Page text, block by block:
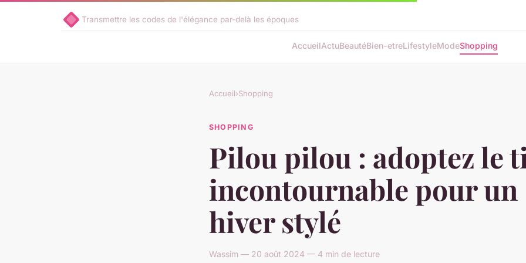
Transmettre les codes de l'élégance par-delà les époques
AccueilActuBeautéBien-etreLifestyleModeShopping
Accueil›Shopping
SHOPPING
Pilou pilou : adoptez le
incontournable pour un
hiver stylé
Wassim — 20 août 2024 — 4 min de lecture